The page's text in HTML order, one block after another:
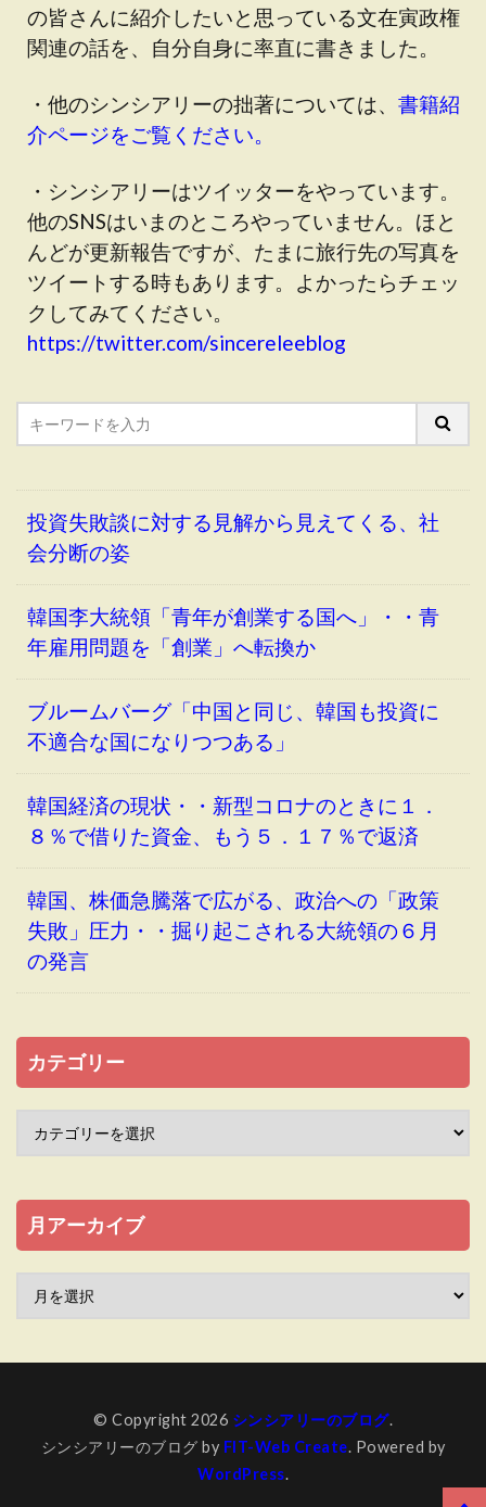
の皆さんに紹介したいと思っている文在寅政権
関連の話を、自分自身に率直に書きました。
・他のシンシアリーの拙著については、 書籍紹
介ページをご覧ください。
・シンシアリーはツイッターをやっています。
他のSNSはいまのところやっていません。ほと
んどが更新報告ですが、たまに旅行先の写真を
ツイートする時もあります。よかったらチェッ
クしてみてください。
https://twitter.com/sincereleeblog
投資失敗談に対する見解から見えてくる、社
会分断の姿
韓国李大統領「青年が創業する国へ」・・青
年雇用問題を「創業」へ転換か
ブルームバーグ「中国と同じ、韓国も投資に
不適合な国になりつつある」
韓国経済の現状・・新型コロナのときに１．
８％で借りた資金、もう５．１７％で返済
韓国、株価急騰落で広がる、政治への「政策
失敗」圧力・・掘り起こされる大統領の６月
の発言
カテゴリー
月アーカイブ
© Copyright 2026 シンシアリーのブログ.
シンシアリーのブログ by FIT-Web Create. Powered by
WordPress.